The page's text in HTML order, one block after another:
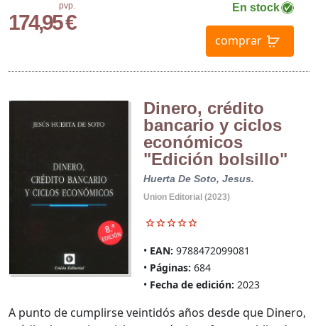
pvp.
174,95 €
En stock
comprar
Dinero, crédito
bancario y ciclos
económicos
"Edición bolsillo"
Huerta De Soto, Jesus.
Union Editorial (2023)
EAN: 9788472099081
Páginas: 684
Fecha de edición: 2023
A punto de cumplirse veintidós años desde que Dinero,